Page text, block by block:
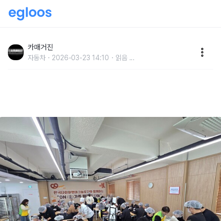
한 쿠키 만들기 봉사활동 진행
카매거진
자동차 2026-03-23 14:10 읽음 ...